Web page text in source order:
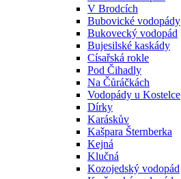
V Brodcích
Bubovické vodopády
Bukovecký vodopád
Bujesilské kaskády
Císařská rokle
Pod Čihadly
Na Čůráčkách
Vodopády u Kostelce
Dírky
Karáskův
Kašpara Šternberka
Kejná
Klučná
Kozojedský vodopád